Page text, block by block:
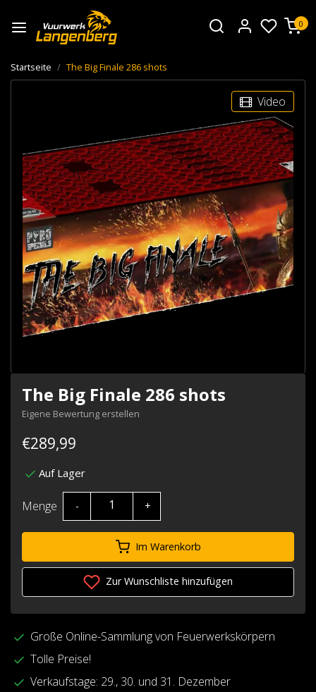
0
Startseite The Big Finale 286 shots
Video
The Big Finale 286 shots
Eigene Bewertung erstellen
€289,99
Auf Lager
Menge - +
Im Warenkorb
Zur Wunschliste hinzufügen
Große Online-Sammlung von Feuerwerkskörpern
Tolle Preise!
Verkaufstage: 29., 30. und 31. Dezember